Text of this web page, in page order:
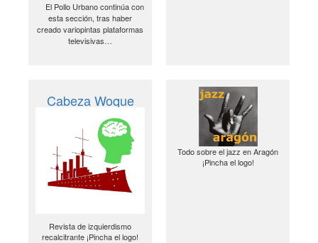
El Pollo Urbano continúa con
esta sección, tras haber
creado variopintas plataformas
televisivas…
Cabeza Woque
Revista de izquierdismo
recalcitrante ¡Pincha el logo!
Todo sobre el jazz en Aragón
¡Pincha el logo!